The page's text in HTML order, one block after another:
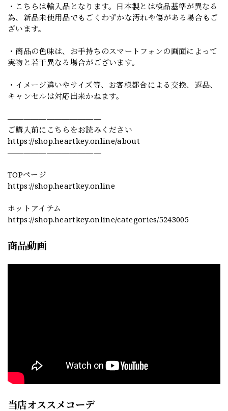
・こちらは輸入品となります。日本製とは検品基準が異なる
為、新品未使用品でもごくわずかな汚れや傷がある場合もご
ざいます。
・商品の色味は、お手持ちのスマートフォンの画面によって
実物と若干異なる場合がございます。
・イメージ違いやサイズ等、お客様都合による交換、返品、
キャンセルは対応出来かねます。
————————————
ご購入前にこちらをお読みください
https://shop.heartkey.online/about
————————————
TOPページ
https://shop.heartkey.online
ホットアイテム
https://shop.heartkey.online/categories/5243005
商品動画
当店オススメコーデ